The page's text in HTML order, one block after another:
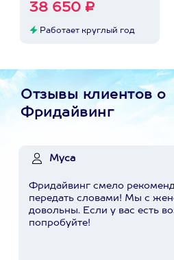
38 650 ₽
Работает круглый год
Отзывы клиентов о
Фридайвинг
Муса
Фридайвинг смело
передать словами! Мы с
довольны. Если у вас есть
попробуйте!